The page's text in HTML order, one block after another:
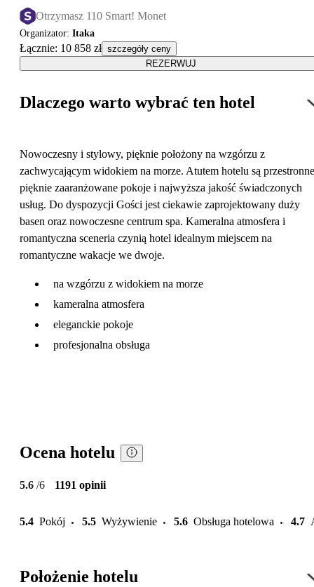
Otrzymasz 110 Smart! Monet
Organizator: Itaka
Łącznie: 10 858 zł szczegóły ceny
REZERWUJ
Dlaczego warto wybrać ten hotel
Nowoczesny i stylowy, pięknie położony na wzgórzu z
zachwycającym widokiem na morze. Atutem hotelu są
pięknie zaaranżowane pokoje i najwyższa jakość świadczonych
usług. Do dyspozycji Gości jest ciekawie zaprojektowany duży
basen oraz nowoczesne centrum spa. Kameralna atmosfera i
romantyczna sceneria czynią hotel idealnym miejscem na
romantyczne wakacje we dwoje.
na wzgórzu z widokiem na morze
kameralna atmosfera
eleganckie pokoje
profesjonalna obsługa
Ocena hotelu
5.6 /6 1191 opinii
5.4 Pokój 5.5 Wyżywienie 5.6 Obsługa hotelowa 4.7
Położenie hotelu